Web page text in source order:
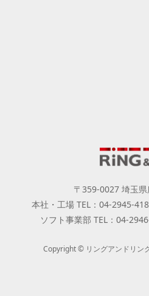
〒359-0027 埼玉
本社・工場 TEL：04-2945-
ソフト事業部 TEL：04-
Copyright © リングアンドリン